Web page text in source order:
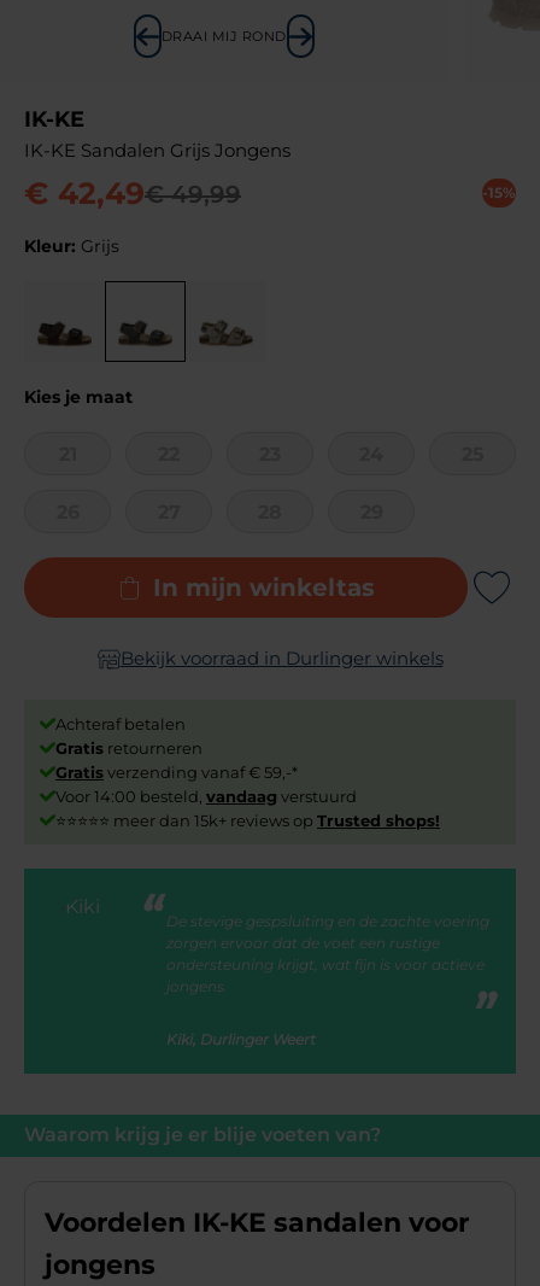
DRAAI MIJ ROND
Waarom krijg je er blije voeten van?
Voordelen IK-KE sandalen voor
jongens
IK-KE
IK-KE Sandalen Grijs Jongens
€ 42,49€ 49,99 -15%
Kleur: Grijs
Kies je maat
In mijn winkeltas Add to
Bekijk voorraad in Durlinger winkels
Achteraf betalen
Gratis retourneren
Gratisverzending vanaf € 59,-*
Voor 14:00 besteld, vandaag verstuurd
⭐⭐⭐⭐⭐ meer dan 15k+ reviews op Trusted shops!
De stevige gespsluiting en de zachte voering
zorgen ervoor dat de voet een rustige
ondersteuning krijgt, wat fijn is voor actieve
jongens.
Kiki, Durlinger Weert